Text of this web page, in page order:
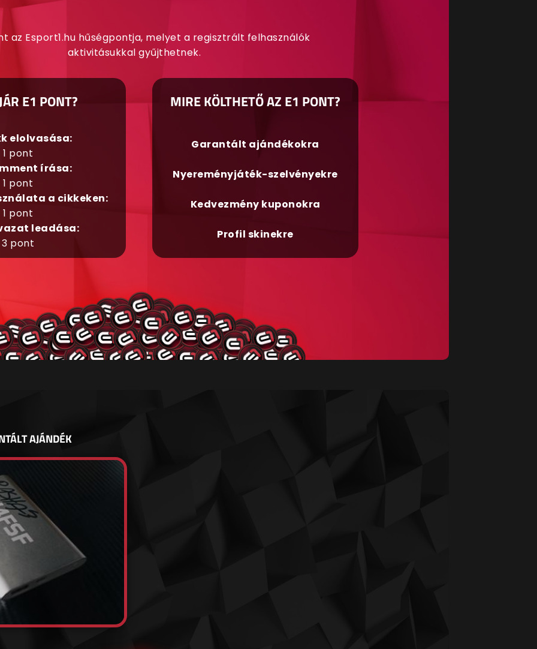
az Esport1.hu hűségpontja, melyet a regisztrált felhasználók
aktivitásukkal gyűjthetnek.
E1 PONT?
elolvasása:
1 pont
írása:
1 pont
a cikkeken:
1 pont
leadása:
3 pont
MIRE KÖLTHETŐ AZ E1 PONT?
Garantált ajándékokra
Nyereményjáték-szelvényekre
Kedvezmény kuponokra
Profil skinekre
AJÁNDÉK